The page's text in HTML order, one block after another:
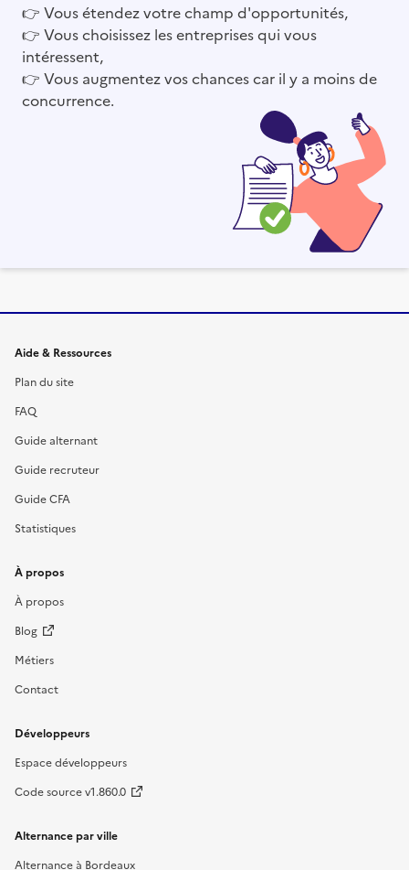
👉 Vous étendez votre champ d'opportunités,
👉 Vous choisissez les entreprises qui vous
intéressent,
👉 Vous augmentez vos chances car il y a moins de
concurrence.
Informations et liens du site
Aide & Ressources
Plan du site
FAQ
Guide alternant
Guide recruteur
Guide CFA
Statistiques
À propos
À propos
Blog
Métiers
Contact
Développeurs
Espace développeurs
Code source v1.860.0
Alternance par ville
Alternance à Bordeaux